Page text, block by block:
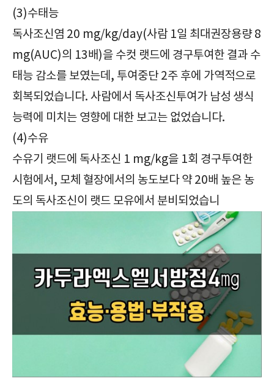
(3)수태능
독사조신염 20 mg/kg/day(사람 1일 최대권장용량 8
mg(AUC)의 13배)을 수컷 랫드에 경구투여한 결과 수
태능 감소를 보였는데, 투여중단 2주 후에 가역적으로
회복되었습니다. 사람에서 독사조신투여가 남성 생식
능력에 미치는 영향에 대한 보고는 없었습니다.
(4)수유
수유기 랫드에 독사조신 1 mg/kg을 1회 경구투여한
시험에서, 모체 혈장에서의 농도보다 약 20배 높은 농
도의 독사조신이 랫드 모유에서 분비되었습니